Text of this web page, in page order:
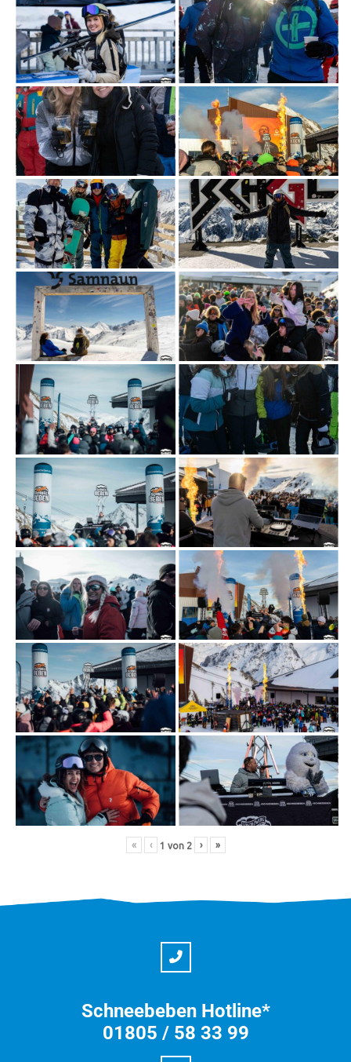
« ‹ 1 von 2 › »
Schneebeben Hotline*
01805 / 58 33 99